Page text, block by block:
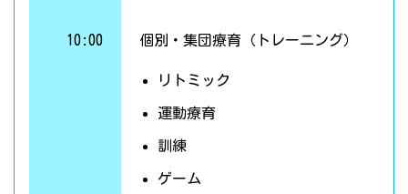
10:00 個別・集団療育（トレーニング）
リトミック
運動療育
訓練
ゲーム